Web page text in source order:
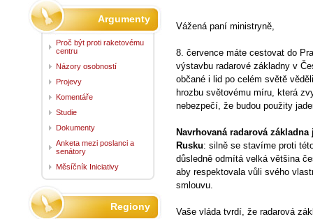
Vážená paní ministryně,
8. července máte cestovat do
výstavbu radarové základny v
občané i lid po celém světě
hrozbu světovému míru, která
nebezpečí, že budou použity
Navrhovaná radarová
Rusku: silně se stavíme proti
důsledně odmítá velká většina
aby respektovala vůli svého
smlouvu.
Vaše vláda tvrdí, že radarová
Argumenty
Proč být proti raketovému
centru
Názory osobností
Projevy
Komentáře
Studie
Dokumenty
Anketa mezi poslanci a
senátory
Měsíčník Iniciativy
Regiony